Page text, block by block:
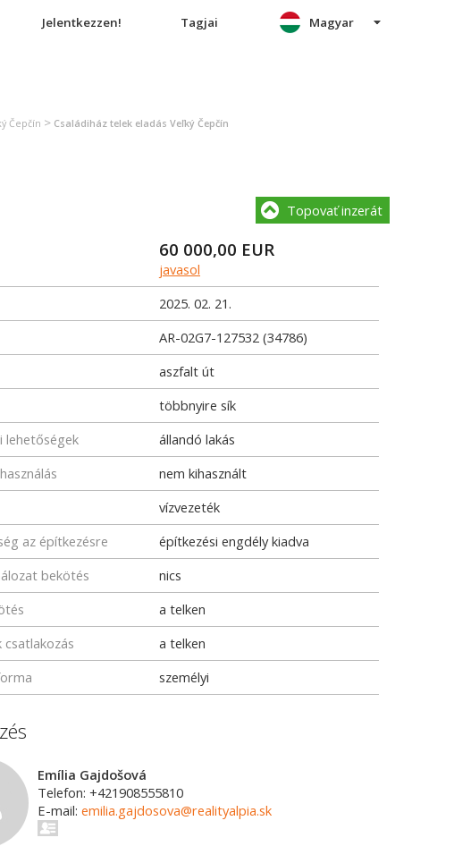
Jelentkezzen! Tagjai Magyar
Čepčín > Családiház telek eladás Veľký Čepčín
Topovať inzerát
60 000,00 EUR
javasol
2025. 02. 21.
AR-02G7-127532 (34786)
aszfalt út
többnyire sík
lehetőségek
állandó lakás
nem kihasznált
vízvezeték
az építkezésre
építkezési engdély kiadva
bekötés
nics
a telken
csatlakozás
a telken
személyi
Emília Gajdošová
Telefon: +421908555810
E-mail: emilia.gajdosova@realityalpia.sk